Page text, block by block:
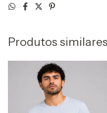
Produtos similares